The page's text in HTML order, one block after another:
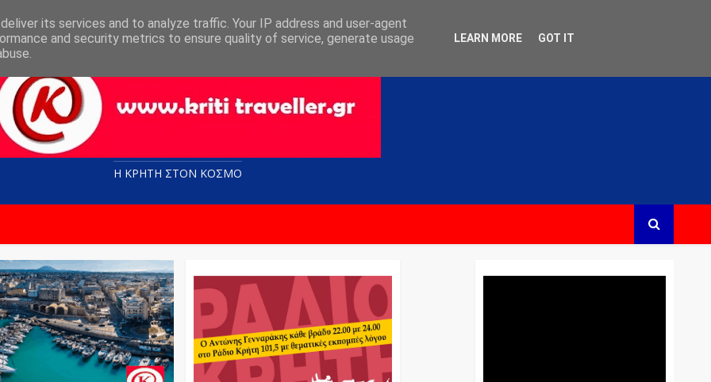
Η ΚΡΗΤΗ ΣΤΟN KOΣΜΟ
its services and to analyze traffic. Your IP address and user-agent
and security metrics to ensure quality of service, generate usage
LEARN MORE GOT IT